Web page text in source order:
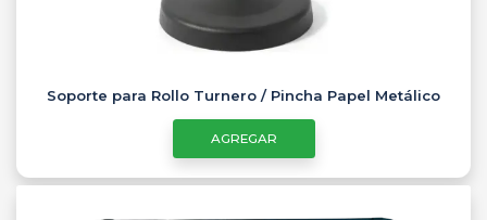
Soporte para Rollo Turnero / Pincha Papel Metálico
AGREGAR